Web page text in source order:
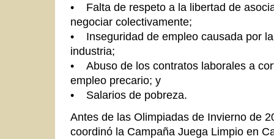
• Falta de respeto a la libertad de
negociar colectivamente;
• Inseguridad de empleo causada por
industria;
• Abuso de los contratos laborales a
empleo precario; y
• Salarios de pobreza.
Antes de las Olimpiadas de Invierno de
coordinó la Campaña Juega Limpio en